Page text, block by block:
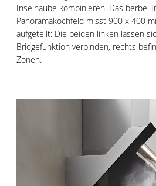
Inselhaube kombinieren. Das berbel
Panoramakochfeld misst 900 x 400
aufgeteilt: Die beiden linken lassen
Bridgefunktion verbinden, rechts
Zonen.